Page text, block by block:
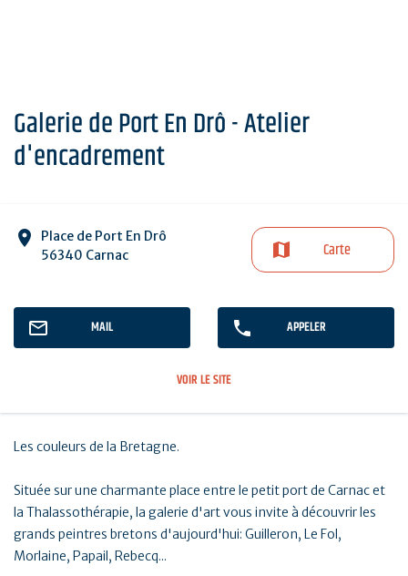
Galerie de Port En Drô - Atelier
d'encadrement
Place de Port En Drô
56340 Carnac
Carte
MAIL APPELER
VOIR LE SITE
Les couleurs de la Bretagne.
Située sur une charmante place entre le petit port de Carnac et
la Thalassothérapie, la galerie d'art vous invite à découvrir les
grands peintres bretons d'aujourd'hui: Guilleron, Le Fol,
Morlaine, Papail, Rebecq...